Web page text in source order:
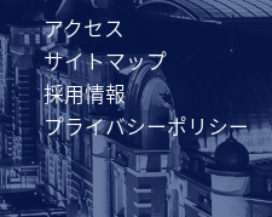
アクセス
サイトマップ
採用情報
プライバシーポリシー